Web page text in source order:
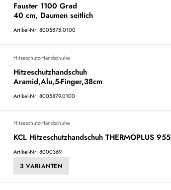
Fauster 1100 Grad
40 cm, Daumen seitlich
Artikel-Nr: 8005878.0100
Hitzeschutz-Handschuhe
Hitzeschutzhandschuh
Aramid,Alu,5-Finger,38cm
Artikel-Nr: 8005879.0100
Hitzeschutz-Handschuhe
KCL Hitzeschutzhandschuh THERMOPLUS 955
Artikel-Nr: 8000369
3 VARIANTEN